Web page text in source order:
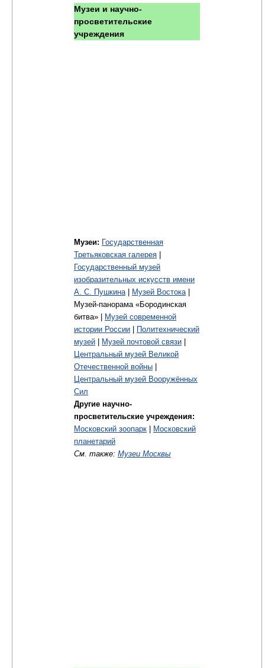
Музеи и научно-
просветительские
учреждения
Музеи: Государственная
Третьяковская галерея |
Государственный музей
изобразительных искусств имени
А. С. Пушкина | Музей Востока |
Музей-панорама «Бородинская
битва» | Музей современной
истории России | Политехнический
музей | Музей почтовой связи |
Центральный музей Великой
Отечественной войны |
Центральный музей Вооружённых
Сил
Другие научно-
просветительские учреждения:
Московский зоопарк | Московский
планетарий
См. также: Музеи Москвы